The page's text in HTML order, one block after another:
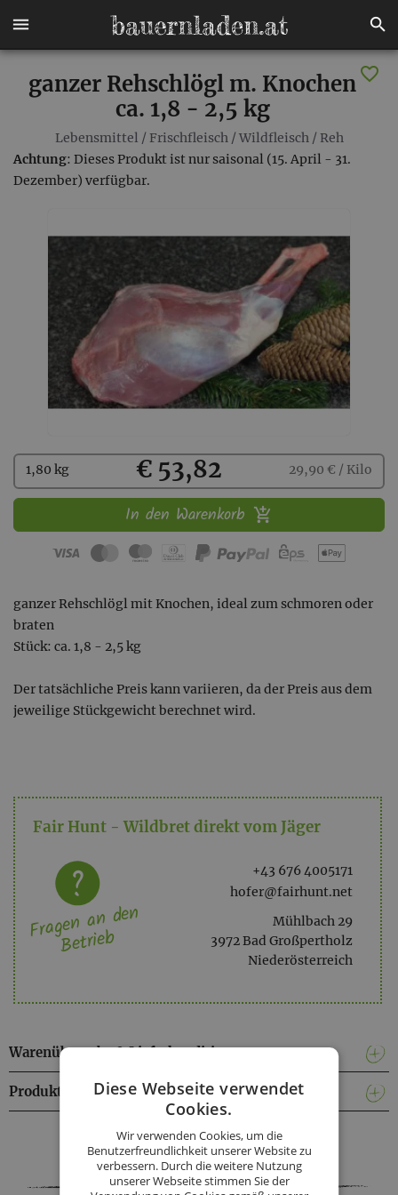
ganzer Rehschlögl m. Knochen
ca. 1,8 - 2,5 kg
Lebensmittel / Frischfleisch/ Wildfleisch/ Reh
Achtung: Dieses Produkt ist nur saisonal (15. April - 31.
Dezember) verfügbar.
Kaufen
1,80 kg € 53,82 29,90 € / Kilo
In den Warenkorb
ganzer Rehschlögl mit Knochen, ideal zum schmoren oder
braten
Stück: ca. 1,8 - 2,5 kg
Der tatsächliche Preis kann variieren, da der Preis aus dem
jeweilige Stückgewicht berechnet wird.
Fair Hunt - Wildbret direkt vom Jäger
+43 676 4005171
hofer@fairhunt.net
Mühlbach 29
3972 Bad Großpertholz
Niederösterreich
Fragen an den
Betrieb
Warenübergabe & Lieferkonditionen
Produktinformationen
Facebook
TwitterMessenger
WhatsApp
LinkedIn
XING
Diese Webseite verwendet
Cookies.
Wir verwenden Cookies, um die
Benutzerfreundlichkeit unserer Website zu
verbessern. Durch die weitere Nutzung
unserer Webseite stimmen Sie der